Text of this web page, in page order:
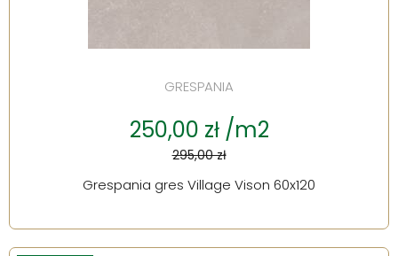
GRESPANIA
250,00 zł /m2
295,00 zł
Grespania gres Village Vison 60x120